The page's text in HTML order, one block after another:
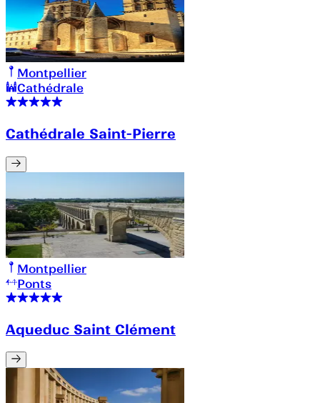
Montpellier
Cathédrale
Cathédrale Saint-Pierre
Montpellier
Ponts
Aqueduc Saint Clément